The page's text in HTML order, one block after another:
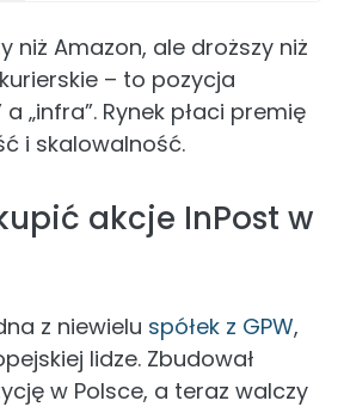
niż Amazon, ale droższy niż
– to pozycja
„infra”. Rynek płaci premię
i skalowalność.
akcje InPost w
z niewielu spółek z GPW,
lidze. Zbudował
w Polsce, a teraz walczy